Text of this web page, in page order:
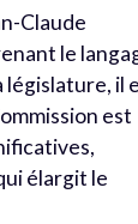
Claude
le
législature, il
est
élargit le